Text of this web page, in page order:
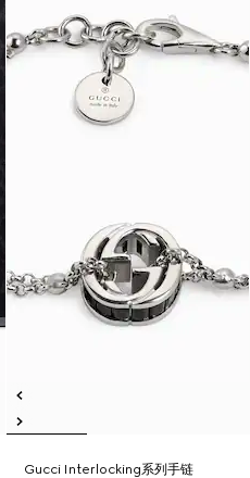
Gucci Interlocking系列手链